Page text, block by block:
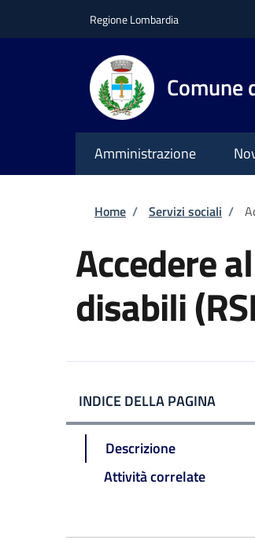
Regione Lombardia
Comune
Amministrazione
Briciole di
Home / Servizi sociali /
Accedere
disabili
INDICE DELLA PAGINA
Descrizione
Attività correlate